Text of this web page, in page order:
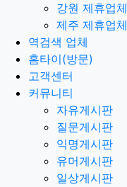
강원 제휴업체
제주 제휴업체
역검색 업체
홈타이(방문)
고객센터
커뮤니티
자유게시판
질문게시판
익명게시판
유머게시판
일상게시판